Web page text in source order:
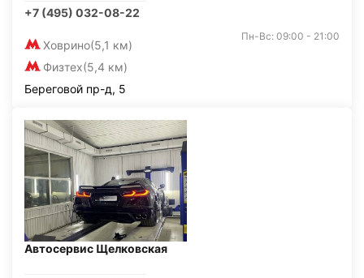
+7 (495) 032-08-22
Ховрино(5,1 км)
Физтех(5,4 км)
Пн-Вс: 09:00 - 21:00
Береговой пр-д, 5
Автосервис Щелковская